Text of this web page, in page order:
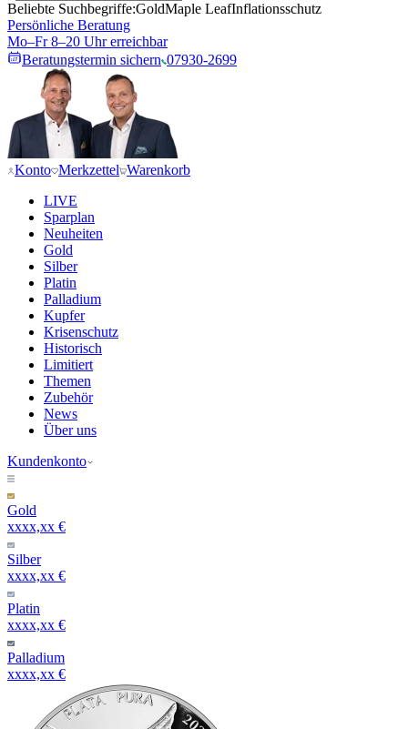
Beliebte Suchbegriffe:GoldMaple LeafInflationsschutz
Persönliche Beratung
Mo–Fr 8–20 Uhr erreichbar
Beratungstermin sichern 07930-2699
Konto Merkzettel Warenkorb
LIVE
Sparplan
Neuheiten
Gold
Silber
Platin
Palladium
Kupfer
Krisenschutz
Historisch
Limitiert
Themen
Zubehör
News
Über uns
Kundenkonto
Gold
xxxx,xx €
Silber
xxxx,xx €
Platin
xxxx,xx €
Palladium
xxxx,xx €